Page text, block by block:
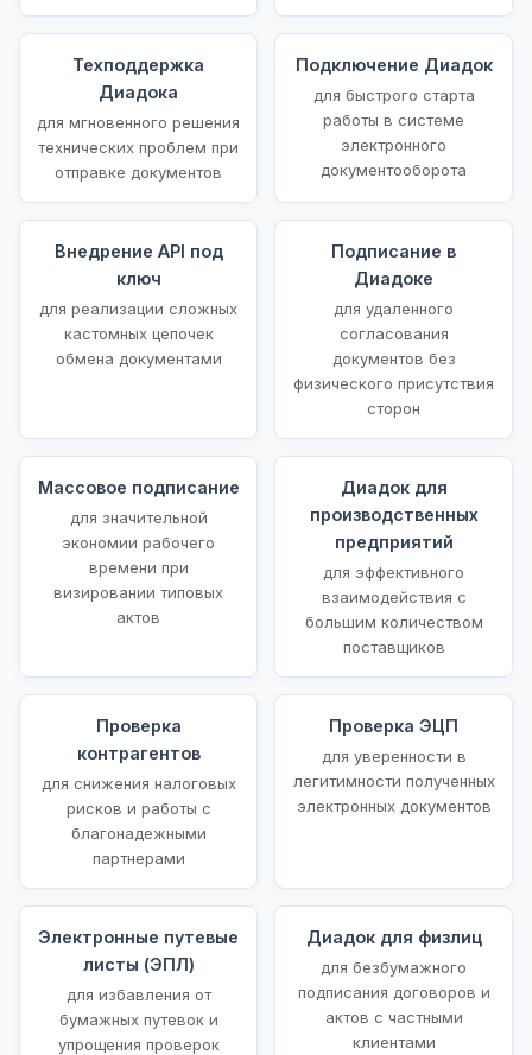
Техподдержка
Диадока
для мгновенного решения
технических проблем при
отправке документов
Подключение Диадок
для быстрого старта
работы в системе
электронного
документооборота
Внедрение API под
ключ
для реализации сложных
кастомных цепочек
обмена документами
Подписание в
Диадоке
для удаленного
согласования
документов без
физического присутствия
сторон
Массовое подписание
для значительной
экономии рабочего
времени при
визировании типовых
актов
Диадок для
производственных
предприятий
для эффективного
взаимодействия с
большим количеством
поставщиков
Проверка
контрагентов
для снижения налоговых
рисков и работы с
благонадежными
партнерами
Проверка ЭЦП
для уверенности в
легитимности полученных
электронных документов
Электронные путевые
листы (ЭПЛ)
для избавления от
бумажных путевок и
упрощения проверок
Диадок для физлиц
для безбумажного
подписания договоров и
актов с частными
клиентами